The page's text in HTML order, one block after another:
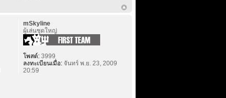
mSkyline
ผู้เล่นชุดใหญ่
โพสต์:3999
ลงทะเบียนเมื่อ:จันทร์ พ.ย. 23, 2009
20:59